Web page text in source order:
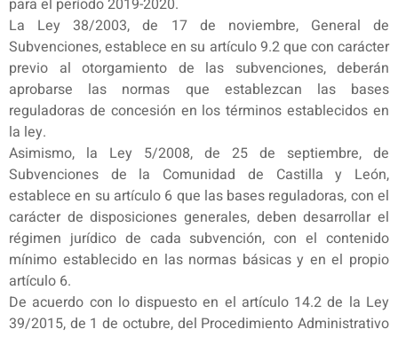
para el período 2019-2020.
La Ley 38/2003, de 17 de noviembre, General de
Subvenciones, establece en su artículo 9.2 que con carácter
previo al otorgamiento de las subvenciones, deberán
aprobarse las normas que establezcan las bases
reguladoras de concesión en los términos establecidos en
la ley.
Asimismo, la Ley 5/2008, de 25 de septiembre, de
Subvenciones de la Comunidad de Castilla y León,
establece en su artículo 6 que las bases reguladoras, con el
carácter de disposiciones generales, deben desarrollar el
régimen jurídico de cada subvención, con el contenido
mínimo establecido en las normas básicas y en el propio
artículo 6.
De acuerdo con lo dispuesto en el artículo 14.2 de la Ley
39/2015, de 1 de octubre, del Procedimiento Administrativo